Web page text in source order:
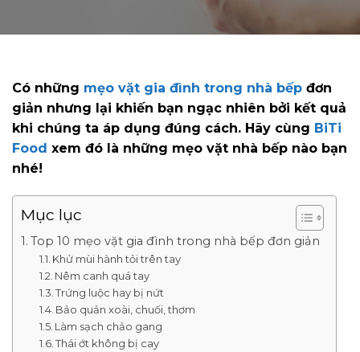
Có những mẹo vặt gia đình trong nhà bếp đơn
giản nhưng lại khiến bạn ngạc nhiên bởi kết quả
khi chúng ta áp dụng đúng cách. Hãy cùng BiTi
Food xem đó là những mẹo vặt nhà bếp nào bạn
nhé!
Mục lục
Top 10 mẹo vặt gia đình trong nhà bếp đơn giản
Khử mùi hành tỏi trên tay
Nêm canh quá tay
Trứng luộc hay bị nứt
Bảo quản xoài, chuối, thơm
Làm sạch chảo gang
Thái ớt không bị cay